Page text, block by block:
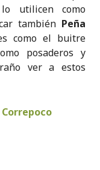
lo utilicen como
también Peña
como el buitre
posaderos y
ver a estos